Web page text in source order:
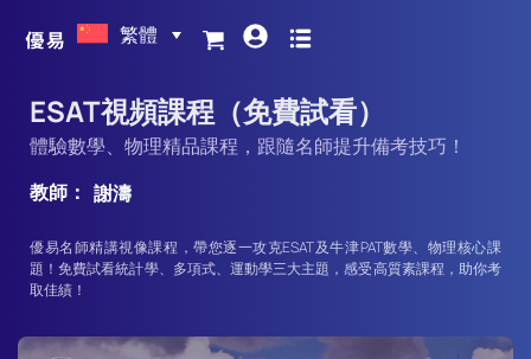
繁體
ESAT視頻課程（免費試看）
體驗數學、物理精品課程，跟隨名師提升備考技巧！
教師： 謝濤
優易名師精講視像課程，帶您逐一攻克ESAT及牛津PAT數學、物理核心課
題！免費試看統計學、多項式、運動學三大主題，感受高質素課程，助你考
取佳績！